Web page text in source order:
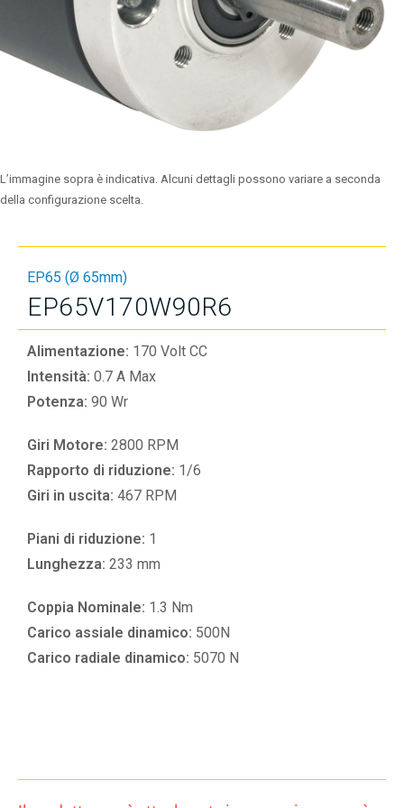
L’immagine sopra è indicativa. Alcuni dettagli possono variare a seconda
della configurazione scelta.
EP65 (Ø 65mm)
EP65V170W90R6
Alimentazione: 170 Volt CC
Intensità: 0.7 A Max
Potenza: 90 Wr
Giri Motore: 2800 RPM
Rapporto di riduzione: 1/6
Giri in uscita: 467 RPM
Piani di riduzione: 1
Lunghezza: 233 mm
Coppia Nominale: 1.3 Nm
Carico assiale dinamico: 500N
Carico radiale dinamico: 5070 N